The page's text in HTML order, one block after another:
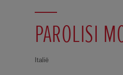
PAROLISI
Italië